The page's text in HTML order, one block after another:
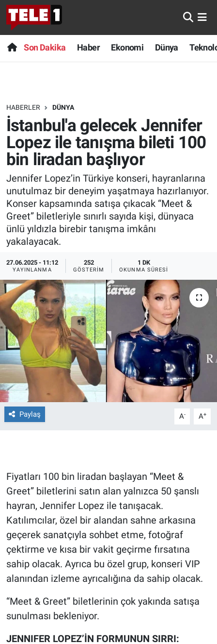
Son Dakika Haber Ekonomi Dünya
HABERLER DÜNYA
İstanbul'a gelecek Jennifer
Lopez ile tanışma bileti 100
bin liradan başlıyor
Jennifer Lopez’in Türkiye konseri, hayranlarına
unutulmaz bir deneyim yaşatmaya hazırlanıyor.
Konser kapsamında satışa çıkacak “Meet &
Greet” biletleriyle sınırlı sayıda kişi, dünyaca
ünlü yıldızla birebir tanışma imkânı
yakalayacak.
27.06.2025 - 11:12
YAYINLANMA
252
GÖSTERIM
1 DK
OKUNMA SÜRESI
Paylaş A- A+
Fiyatları 100 bin liradan başlayan “Meet &
Greet” biletlerini satın alan yalnızca 50 şanslı
hayran, Jennifer Lopez ile tanışacak.
Katılımcılar, özel bir alandan sahne arkasına
geçerek sanatçıyla sohbet etme, fotoğraf
çektirme ve kısa bir vakit geçirme fırsatına
sahip olacak. Ayrıca bu özel grup, konseri VIP
alanından izleme ayrıcalığına da sahip olacak.
“Meet & Greet” biletlerinin çok yakında satışa
sunulması bekleniyor.
JENNIFER LOPEZ’İN FORMUNUN SIRRI:
Anında Manşet
Başka Sohbetler
Bilim turu
Bilim ve Teknoloji Evreni
Doğa Konuşuyor
Dünya
Ege Saati
Ege'den Esintiler
Eğitim
Eğlence
Ekonomi
Forum
Gerçeğin İzinde
Gün Başlıyor
Gün Bitiyor
Günün görüntüsü
Haber
İlan
Koronavirüs
Kültür Sanat
Son Dakika
Haber
Dünya
Teknoloji
Sağlık
Spor
Yayın Akışı
İletişim
Nöbetçi Eczaneler
Hava Durumu
Trafik Durumu
Süper Lig Puan Durumu ve Fikstür
Tüm Manşetler
Son Dakika Haberleri
Haber Arşivi